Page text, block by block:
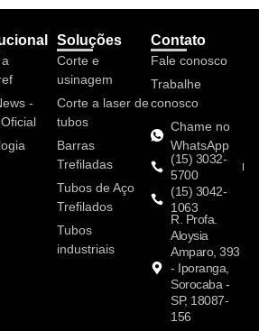
-
Soluções
Corte e
usinagem
Corte a laser de
tubos
Barras
Trefiladas
Tubos de Aço
Trefilados
Tubos
industriais
Contato
Fale conosco
Trabalhe
conosco
Chame no
WhatsApp
(15) 3032-
5700
(15) 3042-
1063
R. Profa.
Aloysia
Amparo, 393
- Iporanga,
Sorocaba -
SP, 18087-
156